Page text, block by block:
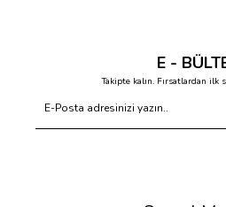
E -
Takipte kalın. Fırsatlardan ilk